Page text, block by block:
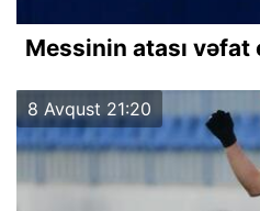
Messinin atası vəfat
8 Avqust 21:20